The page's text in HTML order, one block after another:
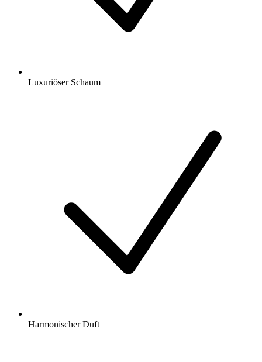
Luxuriöser Schaum
Harmonischer Duft